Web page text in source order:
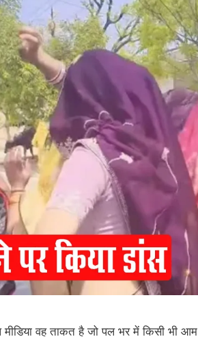
वह ताकत है जो पल भर में किसी भी आम